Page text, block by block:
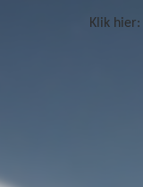
Klik hier: